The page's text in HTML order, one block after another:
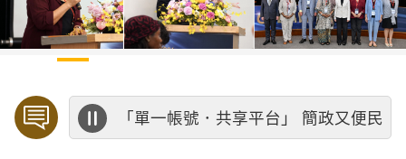
「單一帳號．共享平台」 簡政又便民